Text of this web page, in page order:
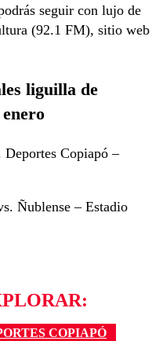
seguir con lujo de
(92.1 FM), sitio web
liguilla de
Copiapó –
Ñublense – Estadio
COPIAPÓ